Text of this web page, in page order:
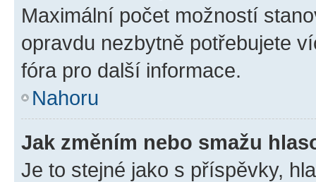
Maximální počet možností
opravdu nezbytně potřebujete
fóra pro další informace.
Nahoru
Jak změním nebo smažu
Je to stejné jako s příspěvky,